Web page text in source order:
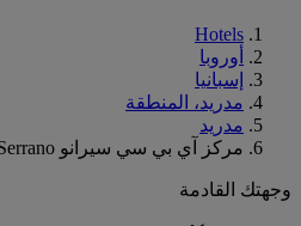
Hotels
أوروبا
إسبانيا
مدريد، المنطقة
مدريد
مركز آي بي سي سيرانو ABC Serrano
وجهتك القادمة